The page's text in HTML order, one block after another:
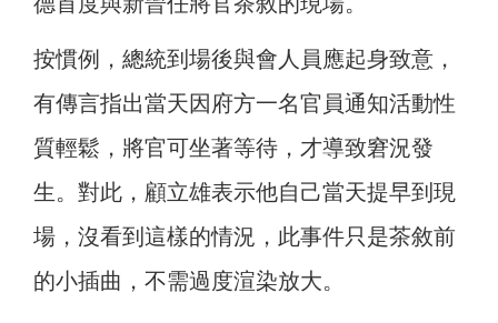
按慣例，總統到場後與會人員應起身致意，
有傳言指出當天因府方一名官員通知活動性
質輕鬆，將官可坐著等待，才導致窘況發
生。對此，顧立雄表示他自己當天提早到現
場，沒看到這樣的情況，此事件只是茶敘前
的小插曲，不需過度渲染放大。